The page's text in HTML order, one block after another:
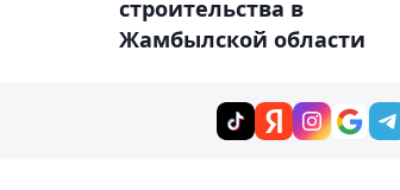
строительства в
Жамбылской области